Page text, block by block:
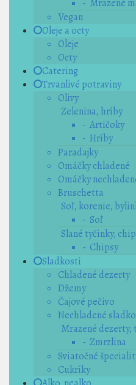
- Mrazené
Vegan
Oleje a octy
Oleje
Octy
Catering
Trvanlivé potraviny
Olivy
Zelenina, hríby
- Artičoky
- Hríby
Paradajky
Omáčky chladené
Omáčky
Bruschetta
Soľ, korenie,
- Soľ
Slané tyčinky,
- Chipsy
Sladkosti
Chladené dezerty
Džemy
Čajové pečivo
Nechladené
Mrazené
- Zmrzlina
Sviatočné
Cukríky